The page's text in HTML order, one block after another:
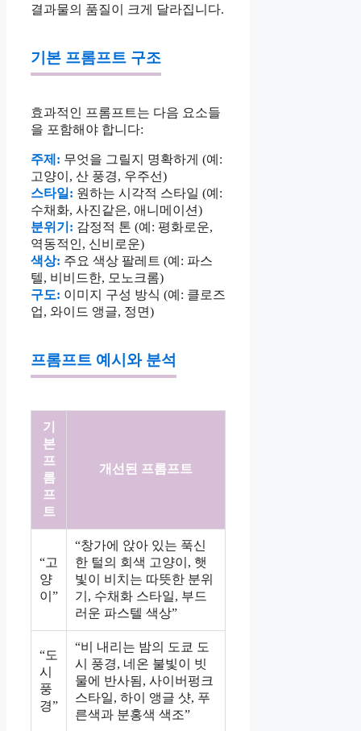
결과물의 품질이 크게 달라집니다.
기본 프롬프트 구조
효과적인 프롬프트는 다음 요소들
을 포함해야 합니다:
주제: 무엇을 그릴지 명확하게 (예:
고양이, 산 풍경, 우주선)
스타일: 원하는 시각적 스타일 (예:
수채화, 사진같은, 애니메이션)
분위기: 감정적 톤 (예: 평화로운,
역동적인, 신비로운)
색상: 주요 색상 팔레트 (예: 파스
텔, 비비드한, 모노크롬)
구도: 이미지 구성 방식 (예: 클로즈
업, 와이드 앵글, 정면)
프롬프트 예시와 분석
기
본
프
롬
프
트
개선된 프롬프트
“고
양
이”
“창가에 앉아 있는 푹신
한 털의 회색 고양이, 햇
빛이 비치는 따뜻한 분위
기, 수채화 스타일, 부드
러운 파스텔 색상”
“도
시
풍
경”
“비 내리는 밤의 도쿄 도
시 풍경, 네온 불빛이 빗
물에 반사됨, 사이버펑크
스타일, 하이 앵글 샷, 푸
른색과 분홍색 색조”